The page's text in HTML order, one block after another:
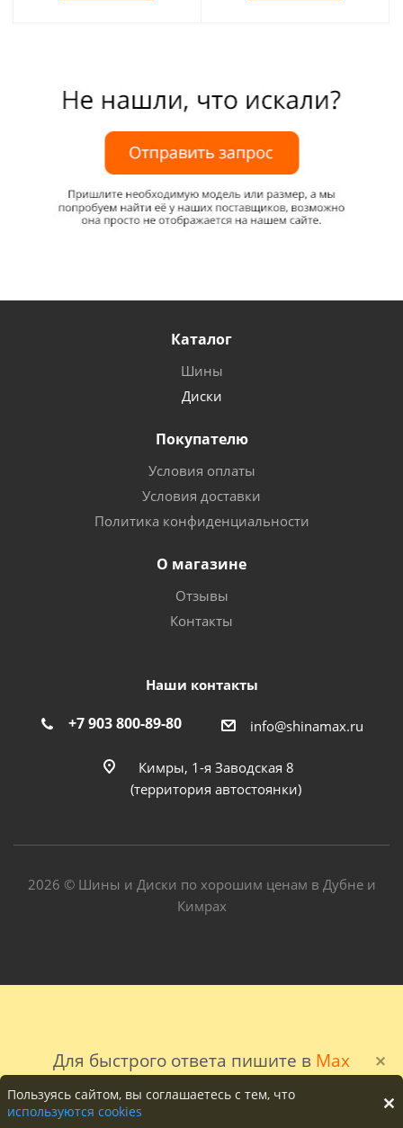
Для быстрого ответа пишите в Max
Каталог
Шины
Диски
Покупателю
Условия оплаты
Условия доставки
Политика конфиденциальности
О магазине
Отзывы
Контакты
Наши контакты
+7 903 800-89-80 info@shinamax.ru
Кимры, 1-я Заводская 8
(территория автостоянки)
2026 © Шины и Диски по хорошим ценам в Дубне и
Кимрах
Пользуясь сайтом, вы соглашаетесь с тем, что
используются cookies